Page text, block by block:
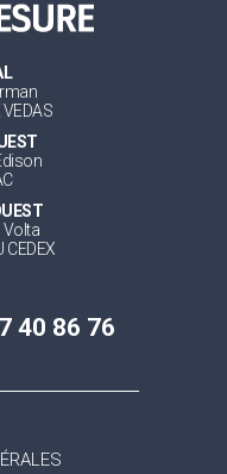
Volta
CEDEX
40 86 76